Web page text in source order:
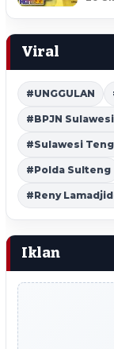
Viral
#UNGGULAN
#BPJN
#Sulawesi
#Polda Sulteng
#Reny
Iklan